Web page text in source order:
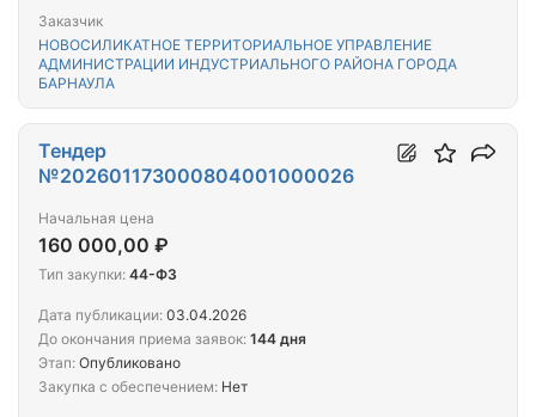
Заказчик
НОВОСИЛИКАТНОЕ ТЕРРИТОРИАЛЬНОЕ УПРАВЛЕНИЕ
АДМИНИСТРАЦИИ ИНДУСТРИАЛЬНОГО РАЙОНА ГОРОДА
БАРНАУЛА
Тендер
№202601173000804001000026
Начальная цена
160 000,00 ₽
Тип закупки: 44-ФЗ
Дата публикации: 03.04.2026
До окончания приема заявок: 144 дня
Этап: Опубликовано
Закупка с обеспечением: Нет